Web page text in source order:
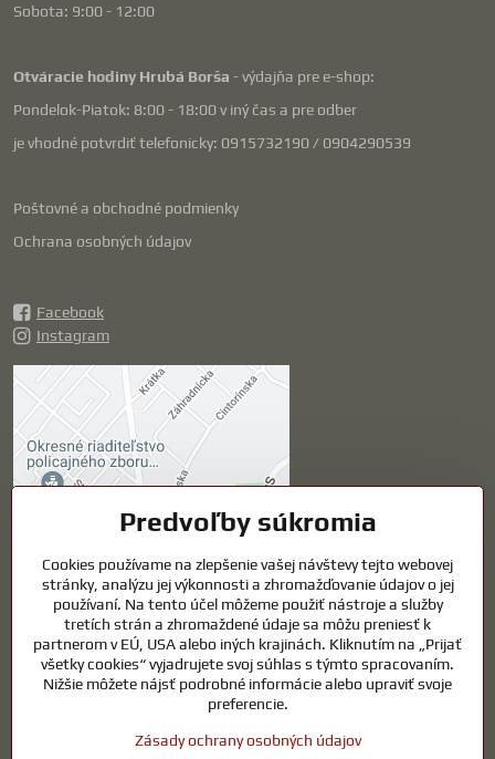
Sobota: 9:00 - 12:00
Otváracie hodiny Hrubá Borša - výdajňa pre e-shop:
Pondelok-Piatok: 8:00 - 18:00 v iný čas a pre odber
je vhodné potvrdiť telefonicky: 0915732190 / 0904290539
Poštovné a obchodné podmienky
Ochrana osobných údajov
Facebook
Instagram
Externý obsah je
blokovaný Voľbami
súkromia
Prajete si načítať externý obsah?
Povoliť tentokrát
Povoliť a zapamätať -
súhlas s druhom cookie:
Funkčné
Otvoriť obsah v novom okne
Predvoľby súkromia
Cookies používame na zlepšenie vašej návštevy tejto webovej
stránky, analýzu jej výkonnosti a zhromažďovanie údajov o jej
používaní. Na tento účel môžeme použiť nástroje a služby
tretích strán a zhromaždené údaje sa môžu preniesť k
partnerom v EÚ, USA alebo iných krajinách. Kliknutím na „Prijať
všetky cookies“ vyjadrujete svoj súhlas s týmto spracovaním.
Nižšie môžete nájsť podrobné informácie alebo upraviť svoje
preferencie.
Zásady ochrany osobných údajov